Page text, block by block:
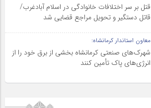
قتل بر سر اختلافات خانوادگی در اسلام آبادغرب/
قاتل دستگیر و تحویل مراجع قضایی شد
معاون استاندار کرمانشاه:
شهرک‌های صنعتی کرمانشاه بخشی از برق خود را از
انرژی‌های پاک تأمین کنند